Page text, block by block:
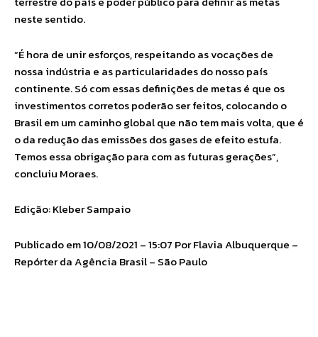
neste sentido.
“É hora de unir esforços, respeitando as vocações de
nossa indústria e as particularidades do nosso país
continente. Só com essas definições de metas é que os
investimentos corretos poderão ser feitos, colocando o
Brasil em um caminho global que não tem mais volta, que é
o da redução das emissões dos gases de efeito estufa.
Temos essa obrigação para com as futuras gerações”,
concluiu Moraes.
Edição: Kleber Sampaio
Publicado em 10/08/2021 – 15:07 Por Flavia Albuquerque –
Repórter da Agência Brasil – São Paulo